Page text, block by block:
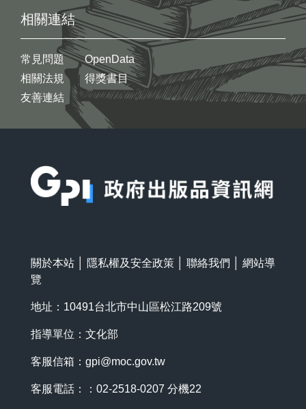
相關連結
常見問題
相關法規
友善連結
OpenData
得獎書目
關於本站 隱私權及安全政策 聯絡我們
網站導
覽
地址：10491台北市中山區松江路209號
指導單位：文化部
客服信箱： gpi@moc.gov.tw
客服電話：：02-2518-0207 分機22